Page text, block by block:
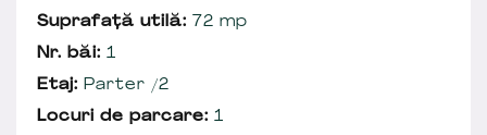
Suprafață utilă: 72 mp
Nr. băi: 1
Etaj: Parter /2
Locuri de parcare: 1